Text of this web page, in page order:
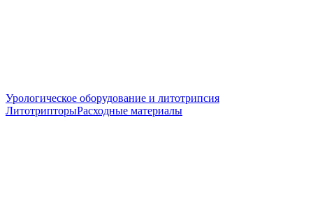
Урологическое оборудование и литотрипсия
ЛитотрипторыРасходные материалы